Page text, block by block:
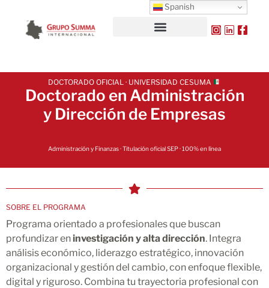
DOCTORADO OFICIAL · UNIVERSIDAD CESUMA
Doctorado en Administración
y Dirección de Empresas
Administración y Finanzas · Titulación oficial SEP · 100% en línea
SOBRE EL PROGRAMA
Programa orientado a profesionales que buscan
profundizar eninvestigación y alta dirección. Integra
análisis económico, liderazgo estratégico, innovación
organizacional y gestión del cambio, con enfoque flexible,
digital y riguroso. Combina tu trayectoria profesional con
Spanish